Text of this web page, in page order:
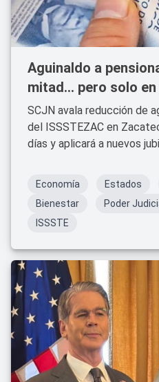
Aguinaldo a
mitad… pero solo
SCJN avala reducción de
del ISSSTEZAC en
días y aplicará a nuevos
Economía Estados
Bienestar
Poder
ISSSTE